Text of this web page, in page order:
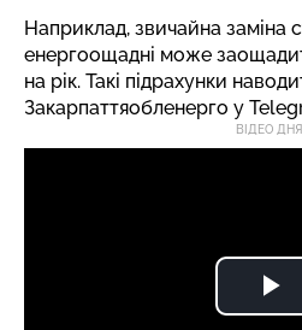
Наприклад, звичайна заміна
енергоощадні може
на рік. Такі підрахунки
Закарпаттяобленерго у
ВІДЕО ДНЯ